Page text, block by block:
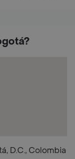
D.C., Colombia